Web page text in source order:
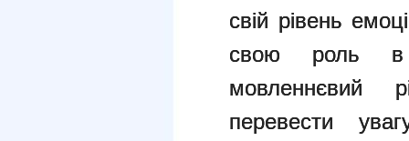
свій рівень
свою роль в
мовленнєвий
перевести